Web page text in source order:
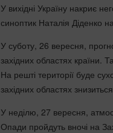
У вихідні Україну накриє
синоптик Наталія Діденко
У суботу, 26 вересня,
західних областях країни.
На решті території буде
західних областях
У неділю, 27 вересня,
Опади пройдуть вночі на